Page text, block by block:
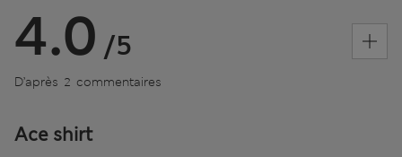
4.0 /5
D’après 2 commentaires
Ace shirt